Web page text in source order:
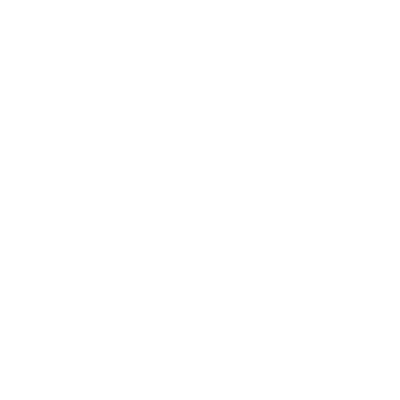
ありません。
です。
ず変更すること